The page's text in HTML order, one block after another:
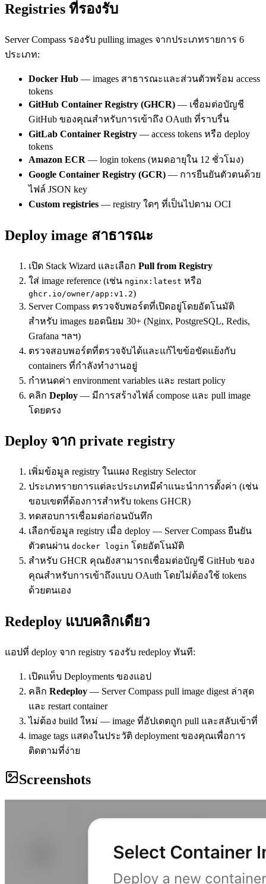
Registries ที่รองรับ
Server Compass รองรับ pulling images จากประเภทรายการ 6
ประเภท:
Docker Hub — images สาธารณะและส่วนตัวพร้อม access
tokens
GitHub Container Registry (GHCR) — เชื่อมต่อบัญชี
GitHub ของคุณสำหรับการเข้าถึง OAuth ที่ราบรื่น
GitLab Container Registry — access tokens หรือ deploy
tokens
Amazon ECR — login tokens (หมดอายุใน 12 ชั่วโมง)
Google Container Registry (GCR) — การยืนยันตัวตนด้วย
ไฟล์ JSON key
Custom registries — registry ใดๆ ที่เป็นไปตาม OCI
Deploy image สาธารณะ
เปิด Stack Wizard และเลือก Pull from Registry
ใส่ image reference (เช่น nginx:latest หรือ
ghcr.io/owner/app:v1.2)
Server Compass ตรวจจับพอร์ตที่เปิดอยู่โดยอัตโนมัติ
สำหรับ images ยอดนิยม 30+ (Nginx, PostgreSQL, Redis,
Grafana ฯลฯ)
ตรวจสอบพอร์ตที่ตรวจจับได้และแก้ไขข้อขัดแย้งกับ
containers ที่กำลังทำงานอยู่
กำหนดค่า environment variables และ restart policy
คลิก Deploy — มีการสร้างไฟล์ compose และ pull image
โดยตรง
Deploy จาก private registry
เพิ่มข้อมูล registry ในแผง Registry Selector
ประเภทรายการแต่ละประเภทมีคำแนะนำการตั้งค่า (เช่น
ขอบเขตที่ต้องการสำหรับ tokens GHCR)
ทดสอบการเชื่อมต่อก่อนบันทึก
เลือกข้อมูล registry เมื่อ deploy — Server Compass ยืนยัน
ตัวตนผ่าน docker login โดยอัตโนมัติ
สำหรับ GHCR คุณยังสามารถเชื่อมต่อบัญชี GitHub ของ
คุณสำหรับการเข้าถึงแบบ OAuth โดยไม่ต้องใช้ tokens
ด้วยตนเอง
Redeploy แบบคลิกเดียว
แอปที่ deploy จาก registry รองรับ redeploy ทันที:
เปิดแท็บ Deployments ของแอป
คลิก Redeploy — Server Compass pull image digest ล่าสุด
และ restart container
ไม่ต้อง build ใหม่ — image ที่อัปเดตถูก pull และสลับเข้าที่
image tags แสดงในประวัติ deployment ของคุณเพื่อการ
ติดตามที่ง่าย
Screenshots